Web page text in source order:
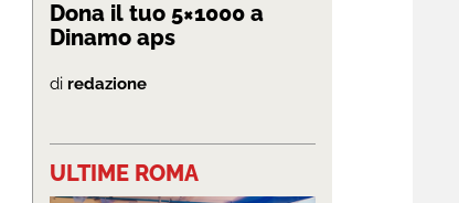
Dona il tuo 5×1000 a
Dinamo aps
di redazione
ULTIME ROMA